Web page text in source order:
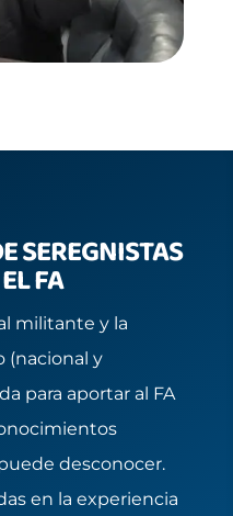
SEREGNISTAS
FA
militante y la
(nacional y
para aportar al FA
desconocer.
en la experiencia